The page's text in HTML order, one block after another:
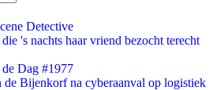
Detective
's nachts haar vriend bezocht terecht
Dag #1977
Bijenkorf na cyberaanval op logistiek